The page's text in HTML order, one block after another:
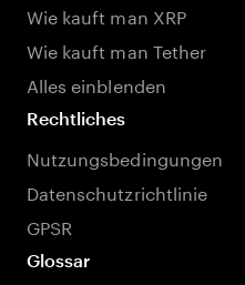
Wie kauft man XRP
Wie kauft man Tether
Alles einblenden
Rechtliches
Nutzungsbedingungen
Datenschutzrichtlinie
GPSR
Glossar